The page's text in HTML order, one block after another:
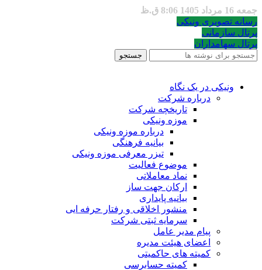
جمعه 16 مرداد 1405 8:06 ق.ظ
رسانه تصویری ونیکی
پرتال سازمانی
پرتال سهامداران
جستجو
ونیکی در یک نگاه
درباره شرکت
تاریخچه شرکت
موزه ونیکی
درباره موزه ونیکی
بیانیه فرهنگی
تیزر معرفی موزه ونیکی
موضوع فعالیت
نماد معاملاتی
ارکان جهت ساز
بیانیه پایداری
منشور اخلاقی و رفتار حرفه ایی
سرمایه ثبتی شرکت
پیام مدیر عامل
اعضای هیئت مدیره
کمیته های حاکمیتی
کمیته حسابرسی